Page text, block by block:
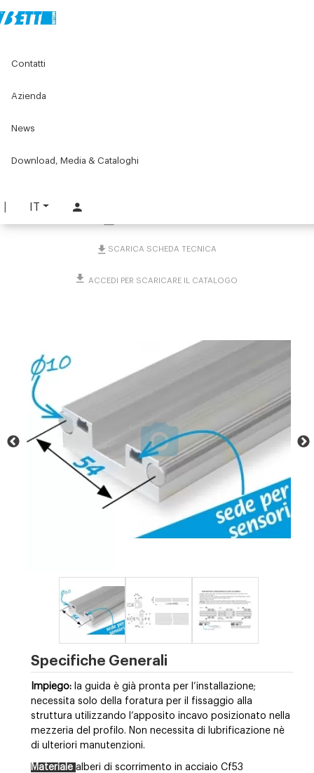
IT
Contatti
Azienda
News
Download, Media & Cataloghi
Guide lineari con alberi Ø10
SCARICA SCHEDA TECNICA
ACCEDI PER SCARICARE IL CATALOGO
Specifiche Generali
Impiego: la guida è già pronta per l’installazione;
necessita solo della foratura per il fissaggio alla
struttura utilizzando l’apposito incavo posizionato nella
mezzeria del profilo. Non necessita di lubrificazione nè
di ulteriori manutenzioni.
Materiale alberi di scorrimento in acciaio Cf53